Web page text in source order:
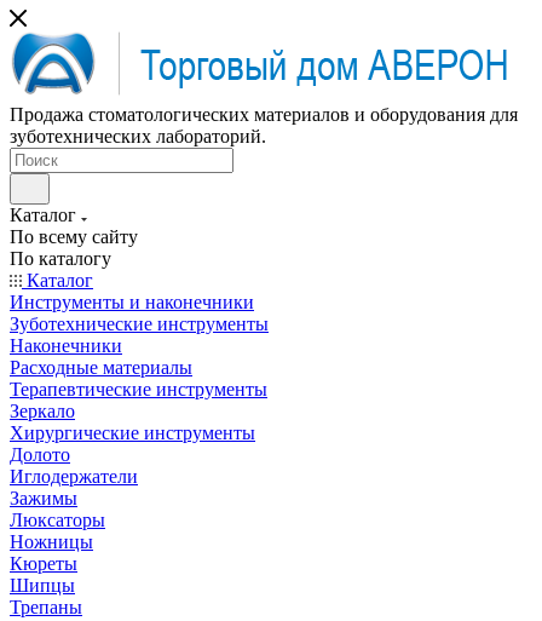
Продажа стоматологических материалов и оборудования для
зуботехнических лабораторий.
Каталог
По всему сайту
По каталогу
Каталог
Инструменты и наконечники
Зуботехнические инструменты
Наконечники
Расходные материалы
Терапевтические инструменты
Зеркало
Хирургические инструменты
Долото
Иглодержатели
Зажимы
Люксаторы
Ножницы
Кюреты
Шипцы
Трепаны